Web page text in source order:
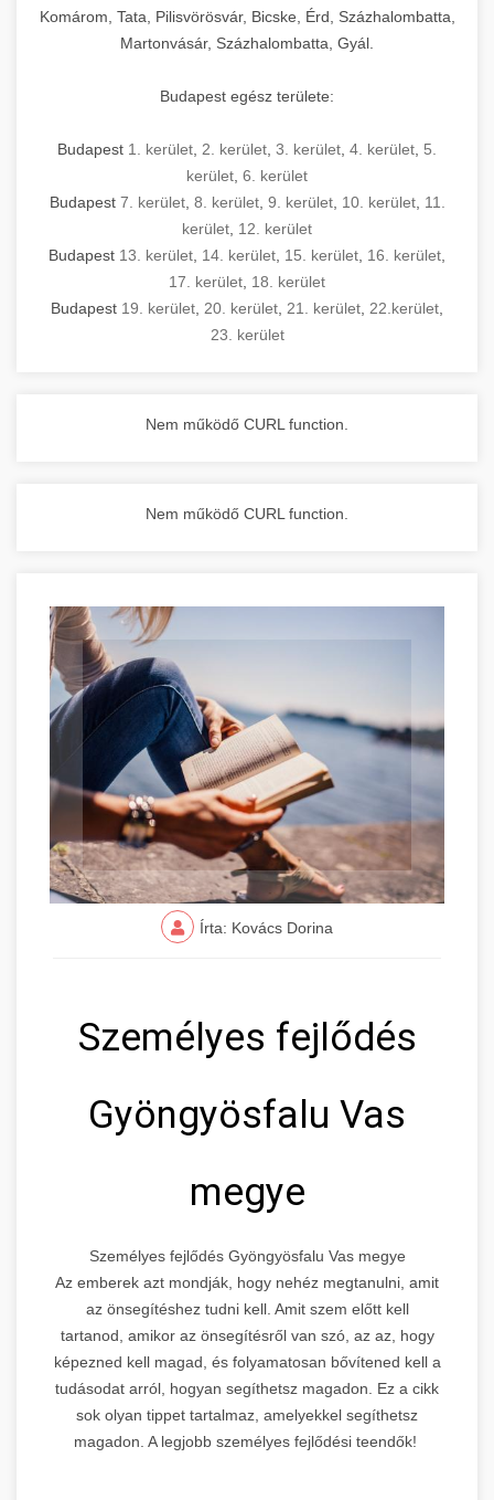
Komárom, Tata, Pilisvörösvár, Bicske, Érd, Százhalombatta,
Martonvásár, Százhalombatta, Gyál.
Budapest egész területe:
Budapest 1. kerület 2. kerület 3. kerület 4. kerület 5.
kerület 6. kerület
Budapest 7. kerület, 8. kerület, 9. kerület, 10. kerület, 11.
kerület 12. kerület
Budapest 13. kerület 14. kerület 15. kerület 16. kerület
17. kerület 18. kerület
Budapest 19. kerület 20. kerület 21. kerület 22.kerület
23. kerület
Nem működő CURL function.
Nem működő CURL function.
Írta: Kovács Dorina
Személyes fejlődés
Gyöngyösfalu Vas
megye
Személyes fejlődés Gyöngyösfalu Vas megye
Az emberek azt mondják, hogy nehéz megtanulni, amit
az önsegítéshez tudni kell. Amit szem előtt kell
tartanod, amikor az önsegítésről van szó, az az, hogy
képezned kell magad, és folyamatosan bővítened kell a
tudásodat arról, hogyan segíthetsz magadon. Ez a cikk
sok olyan tippet tartalmaz, amelyekkel segíthetsz
magadon. A legjobb személyes fejlődési teendők!